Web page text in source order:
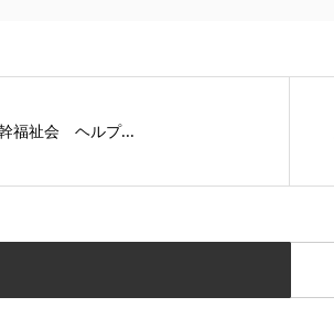
福祉会 ヘルプ...